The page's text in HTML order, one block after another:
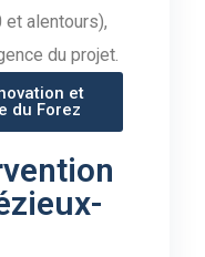
alentours),
du projet.
et
du Forez